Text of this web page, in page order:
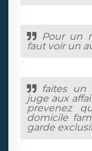
Pour un
faut voir un
faites un
juge aux
prevenez
domicile
garde